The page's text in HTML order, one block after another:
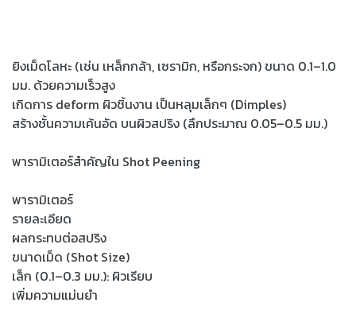
ยิงเม็ดโลหะ (เช่น เหล็กกล้า, เซรามิก, หรือกระจก) ขนาด 0.1–1.0
มม. ด้วยความเร็วสูง
เกิดการ deform ผิวชิ้นงาน เป็นหลุมเล็กๆ (Dimples)
สร้างชั้นความเค้นอัด บนผิวสปริง (ลึกประมาณ 0.05–0.5 มม.)
พารามิเตอร์สำคัญใน Shot Peening
พารามิเตอร์
รายละเอียด
ผลกระทบต่อสปริง
ขนาดเม็ด (Shot Size)
เล็ก (0.1–0.3 มม.): ผิวเรียบ
เพิ่มความแม่นยำ